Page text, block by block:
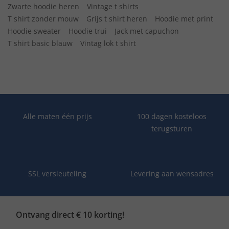
Zwarte hoodie heren
Vintage t shirts
T shirt zonder mouw
Grijs t shirt heren
Hoodie met print
Hoodie sweater
Hoodie trui
Jack met capuchon
T shirt basic blauw
Vintag lok t shirt
Alle maten één prijs
100 dagen kosteloos
terugsturen
SSL versleuteling Levering aan wensadres
Ontvang direct € 10 korting!